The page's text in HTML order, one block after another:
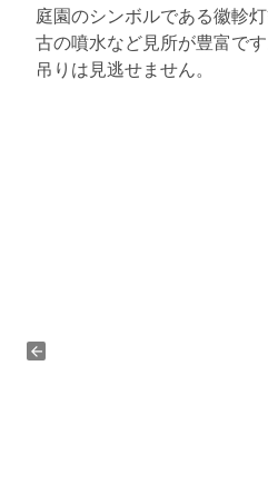
庭園のシンボルである徽軫
古の噴水など見所が豊富で
吊りは見逃せません。